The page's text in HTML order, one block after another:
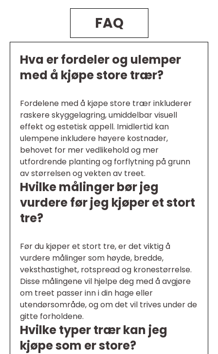
FAQ
Hva er fordeler og ulemper
med å kjøpe store trær?
Fordelene med å kjøpe store trær inkluderer
raskere skyggelagring, umiddelbar visuell
effekt og estetisk appell. Imidlertid kan
ulempene inkludere høyere kostnader,
behovet for mer vedlikehold og mer
utfordrende planting og forflytning på grunn
av størrelsen og vekten av treet.
Hvilke målinger bør jeg
vurdere før jeg kjøper et stort
tre?
Før du kjøper et stort tre, er det viktig å
vurdere målinger som høyde, bredde,
veksthastighet, rotspread og kronestørrelse.
Disse målingene vil hjelpe deg med å avgjøre
om treet passer inn i din hage eller
utendørsområde, og om det vil trives under de
gitte forholdene.
Hvilke typer trær kan jeg
kjøpe som er store?